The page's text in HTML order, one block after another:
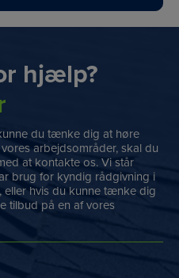
hjælp?
du tænke dig at høre
arbejdsområder, skal du
at kontakte os. Vi står
brug for kyndig rådgivning i
hvis du kunne tænke dig
tilbud på en af vores